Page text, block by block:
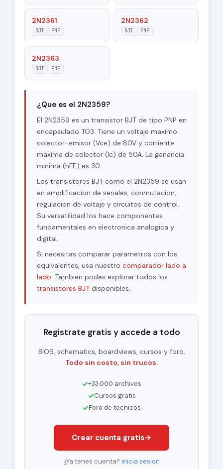
Maximum
Collector-Base
120 V
Maximum
Collector-Emitter
Voltage |Vce|
Junction
Temperature (Tj)
Maximum Collector
Power Dissipation
(Pc)
170 W
Transfer Ratio
(hFE), MIN
30
2N2361
BJT PNP
2N2362
BJT PNP
2N2363
BJT PNP
¿Que es el 2N2359?
El 2N2359 es un transistor BJT de tipo PNP en
encapsulado TO3. Tiene un voltaje maximo
colector-emisor (Vce) de 80V y corriente
maxima de colector (Ic) de 50A. La ganancia
minima (hFE) es 30.
Los transistores BJT como el 2N2359 se usan
en amplificacion de senales, conmutacion,
regulacion de voltaje y circuitos de control.
Su versatilidad los hace componentes
fundamentales en electronica analogica y
digital.
Si necesitas comparar parametros con los
equivalentes, usa nuestro comparador lado a
lado. Tambien podes explorar todos los
transistores BJTdisponibles.
Registrate gratis y accede a todo
BIOS, schematics, boardviews, cursos y foro.
Todo sin costo, sin trucos.
✓+33.000 archivos
✓Cursos gratis
✓Foro de tecnicos
Crear cuenta gratis→
¿Ya tenes cuenta? Inicia sesion